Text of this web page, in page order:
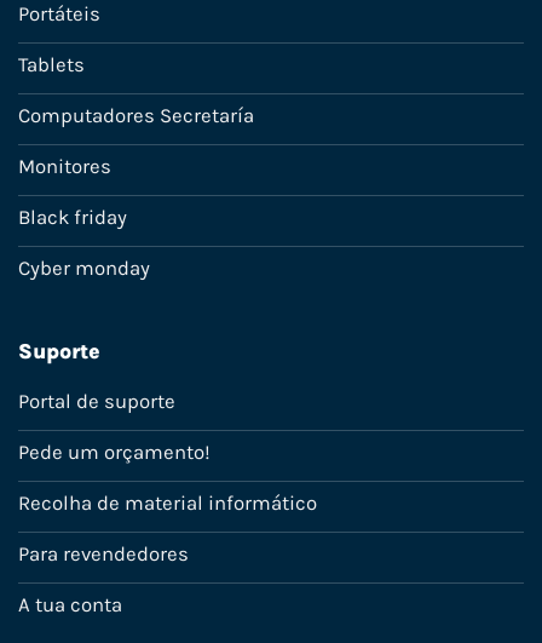
Portáteis
Tablets
Computadores Secretaría
Monitores
Black friday
Cyber monday
Suporte
Portal de suporte
Pede um orçamento!
Recolha de material informático
Para revendedores
A tua conta